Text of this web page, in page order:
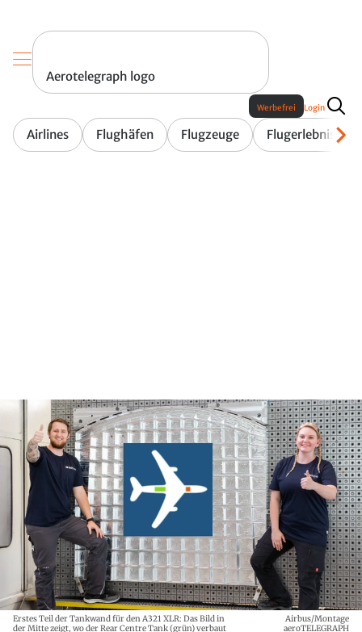
Aerotelegraph logo
Airlines Flughäfen Flugzeuge Flugerlebnis
Werbefrei Login
Erstes Teil der Tankwand für den A321 XLR: Das Bild in
der Mitte zeigt, wo der Rear Centre Tank (grün) verbaut
Airbus/Montage
aeroTELEGRAPH